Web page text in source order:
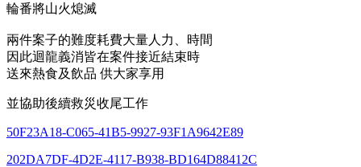
輪番將山火熄滅
兩件案子的難度耗費大量人力、時間
因此迴龍義消皆在案件接近結束時
送來熱食及飲品 供大家享用
並協助後續救災收尾工作
50F23A18-C065-41B5-9927-93F1A9642E89
202DA7DF-4D2E-4117-B938-BD164D88412C